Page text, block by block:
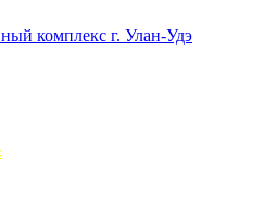
комплекс г. Улан-Удэ